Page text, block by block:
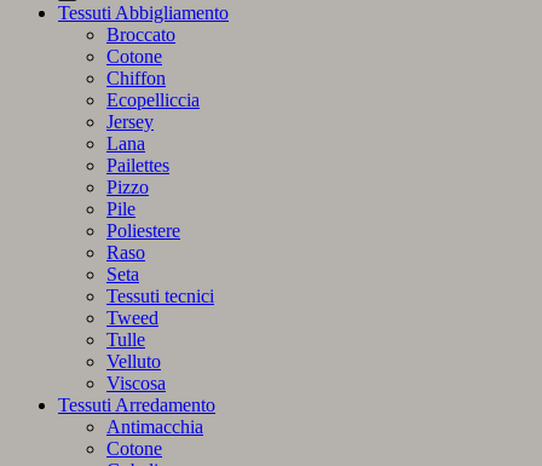
Tessuti Abbigliamento
Broccato
Cotone
Chiffon
Ecopelliccia
Jersey
Lana
Pailettes
Pizzo
Pile
Poliestere
Raso
Seta
Tessuti tecnici
Tweed
Tulle
Velluto
Viscosa
Tessuti Arredamento
Antimacchia
Cotone